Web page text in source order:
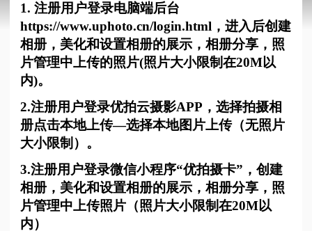
1. 注册用户登录电脑端后台
https://www.uphoto.cn/login.html，进入后创建
相册，美化和设置相册的展示，相册分享，照
片管理中上传的照片(照片大小限制在20M以
内)。
2.注册用户登录优拍云摄影APP，选择拍摄相
册点击本地上传—选择本地图片上传（无照片
大小限制）。
3.注册用户登录微信小程序“优拍摄卡”，创建
相册，美化和设置相册的展示，相册分享，照
片管理中上传照片（照片大小限制在20M以
内）